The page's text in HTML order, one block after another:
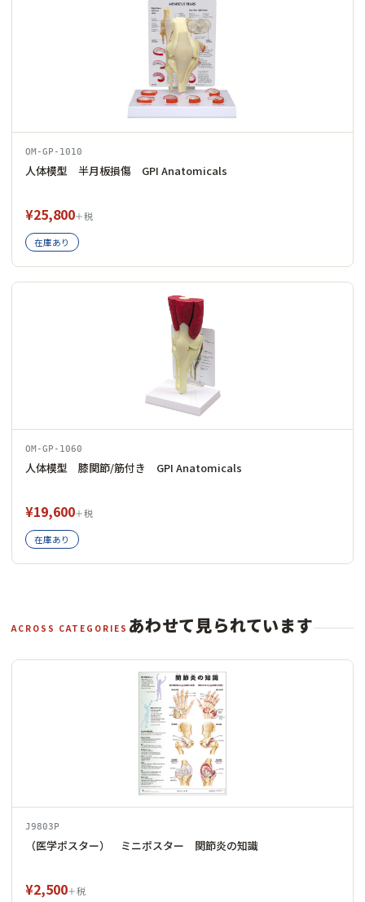
OM-GP-1010
人体模型 半月板損傷 GPI Anatomicals
¥25,800＋税
在庫あり
OM-GP-1060
人体模型 膝関節/筋付き GPI Anatomicals
¥19,600＋税
在庫あり
ACROSS CATEGORIES あわせて見られています
J9803P
（医学ポスター） ミニポスター 関節炎の知識
¥2,500＋税